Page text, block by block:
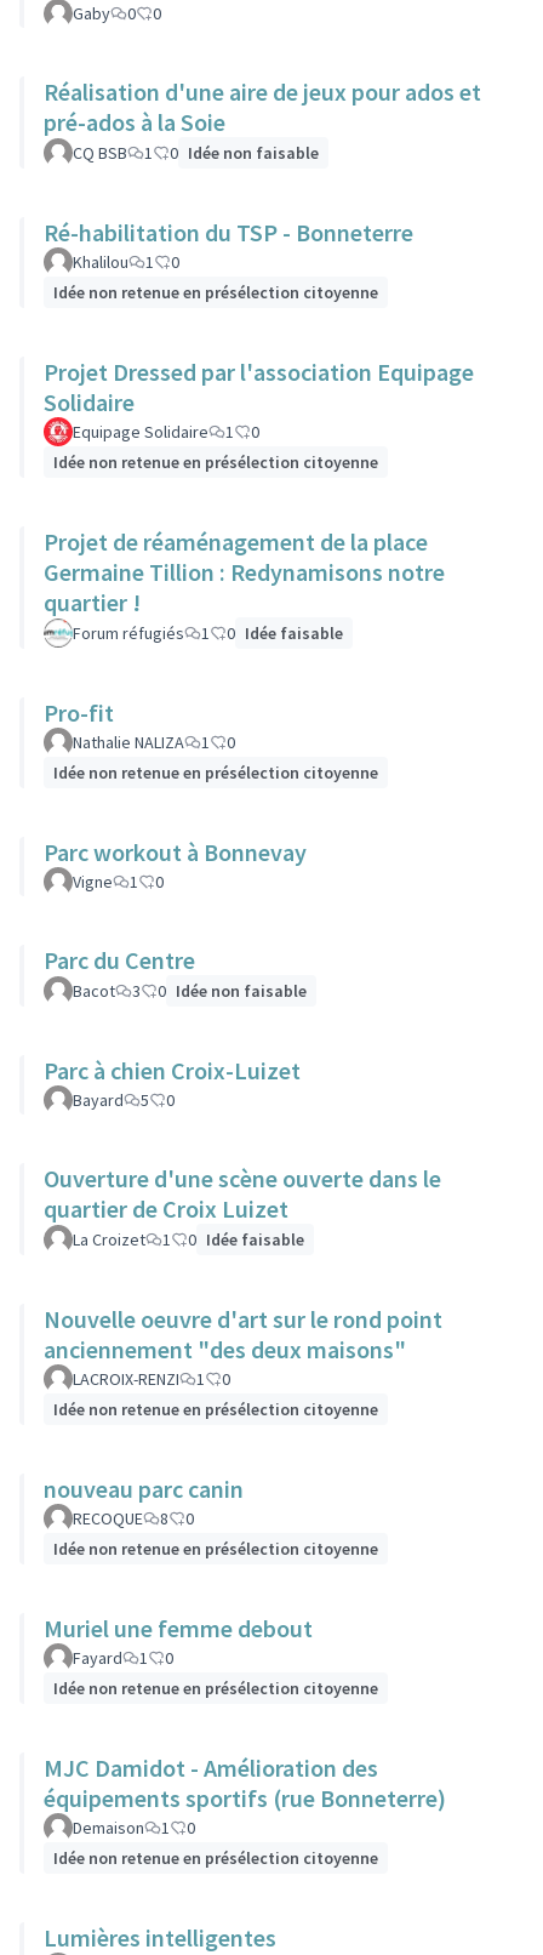
Gaby 0 0
Réalisation d'une aire de jeux pour ados et
pré-ados à la Soie
CQ BSB 1 0 Idée non faisable
Ré-habilitation du TSP - Bonneterre
Khalilou 1
0
Idée non retenue en présélection citoyenne
Projet Dressed par l'association Equipage
Solidaire
Equipage Solidaire 1
0
Idée non retenue en présélection citoyenne
Projet de réaménagement de la place
Germaine Tillion : Redynamisons notre
quartier !
Forum réfugiés 1 0 Idée faisable
Pro-fit
Nathalie NALIZA 1
0
Idée non retenue en présélection citoyenne
Parc workout à Bonnevay
Vigne 1 0
Parc du Centre
Bacot 3 0 Idée non faisable
Parc à chien Croix-Luizet
Bayard 5 0
Ouverture d'une scène ouverte dans le
quartier de Croix Luizet
La Croizet 1 0 Idée faisable
Nouvelle oeuvre d'art sur le rond point
anciennement "des deux maisons"
LACROIX-RENZI 1
0
Idée non retenue en présélection citoyenne
nouveau parc canin
RECOQUE 8
0
Idée non retenue en présélection citoyenne
Muriel une femme debout
Fayard 1
0
Idée non retenue en présélection citoyenne
MJC Damidot - Amélioration des
équipements sportifs (rue Bonneterre)
Demaison 1
0
Idée non retenue en présélection citoyenne
Lumières intelligentes